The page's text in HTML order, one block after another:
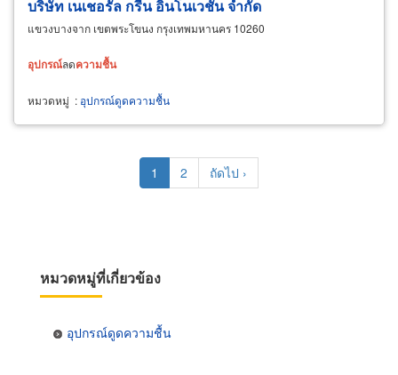
บริษัท เนเชอรัล กรีน อินโนเวชั่น จำกัด
แขวงบางจาก เขตพระโขนง กรุงเทพมหานคร 10260
อุปกรณ์ลดความชื้น
หมวดหมู่ : อุปกรณ์ดูดความชื้น
Current
page
1 Page
2
Next
page
ถัดไป ›
หมวดหมู่ที่เกี่ยวข้อง
อุปกรณ์ดูดความชื้น